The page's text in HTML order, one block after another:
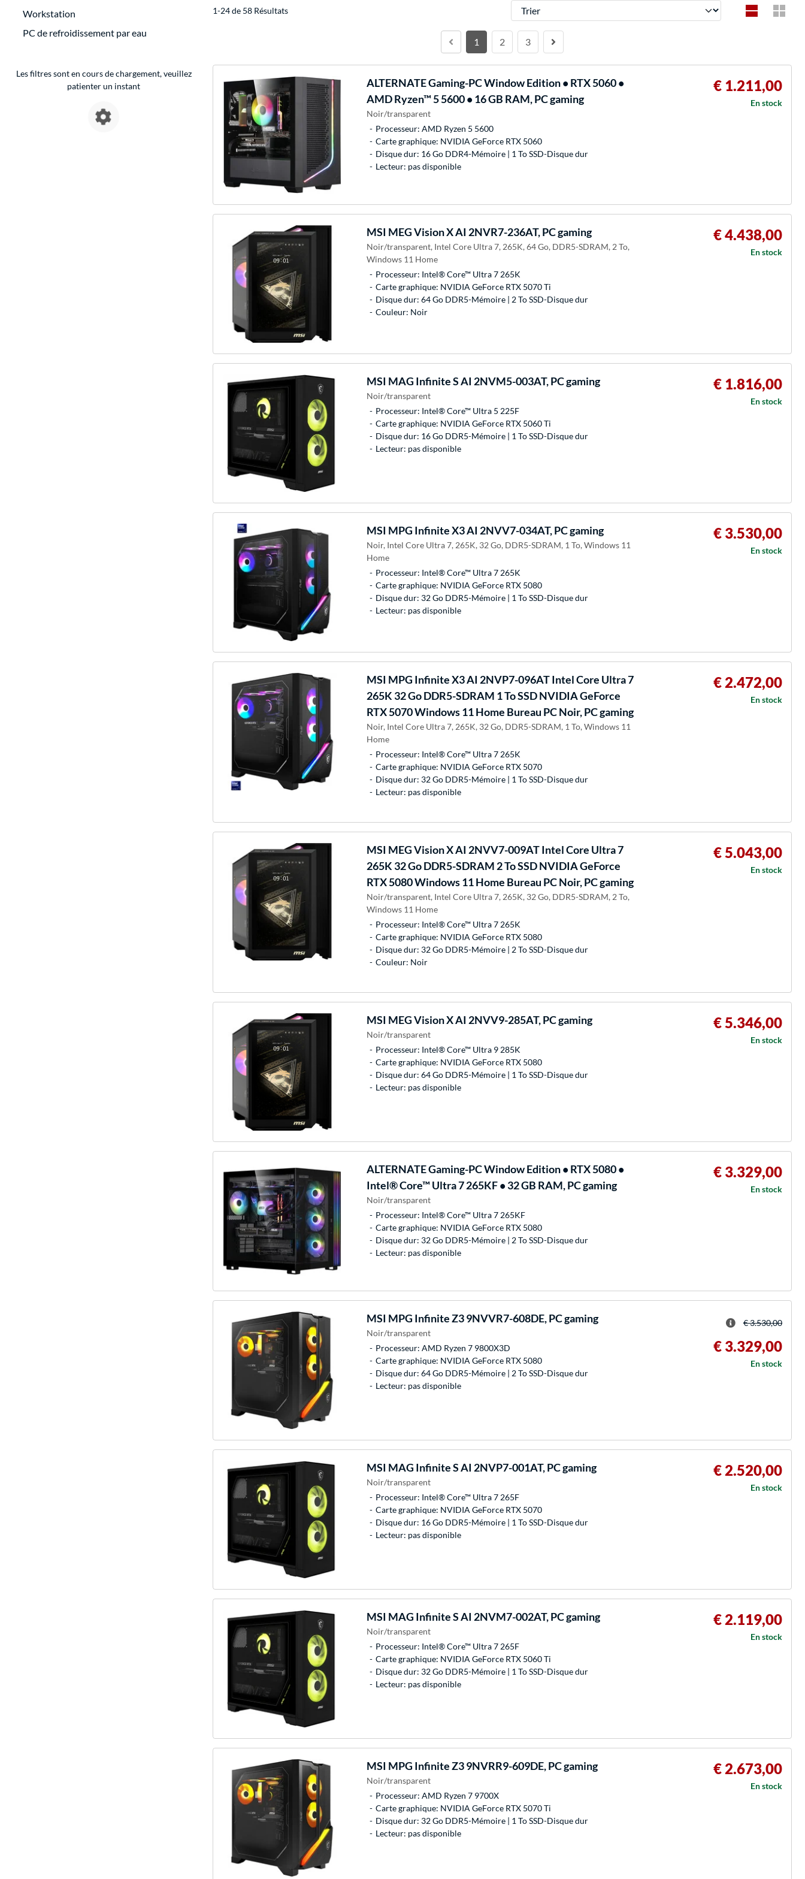
Workstation
PC de refroidissement par eau
Les filtres sont en cours de chargement, veuillez
patienter un instant
1-24 de 58 Résultats Trier
1 2 3
ALTERNATEGaming-PC Window Edition • RTX 5060 •
AMD Ryzen™ 5 5600 • 16 GB RAM, PC gaming
Noir/transparent
Processeur: AMD Ryzen 5 5600
Carte graphique: NVIDIA GeForce RTX 5060
Disque dur: 16 Go DDR4-Mémoire | 1 To SSD-Disque dur
Lecteur: pas disponible
€ 1.211,00
En stock
MSI MEG Vision X AI 2NVR7-236AT, PC gaming
Noir/transparent, Intel Core Ultra 7, 265K, 64 Go, DDR5-SDRAM, 2 To,
Windows 11 Home
Processeur: Intel® Core™ Ultra 7 265K
Carte graphique: NVIDIA GeForce RTX 5070 Ti
Disque dur: 64 Go DDR5-Mémoire | 2 To SSD-Disque dur
Couleur: Noir
€ 4.438,00
En stock
MSI MAG Infinite S AI 2NVM5-003AT, PC gaming
Noir/transparent
Processeur: Intel® Core™ Ultra 5 225F
Carte graphique: NVIDIA GeForce RTX 5060 Ti
Disque dur: 16 Go DDR5-Mémoire | 1 To SSD-Disque dur
Lecteur: pas disponible
€ 1.816,00
En stock
MSI MPG Infinite X3 AI 2NVV7-034AT, PC gaming
Noir, Intel Core Ultra 7, 265K, 32 Go, DDR5-SDRAM, 1 To, Windows 11
Home
Processeur: Intel® Core™ Ultra 7 265K
Carte graphique: NVIDIA GeForce RTX 5080
Disque dur: 32 Go DDR5-Mémoire | 1 To SSD-Disque dur
Lecteur: pas disponible
€ 3.530,00
En stock
MSI MPG Infinite X3 AI 2NVP7-096AT Intel Core Ultra 7
265K 32 Go DDR5-SDRAM 1 To SSD NVIDIA GeForce
RTX 5070 Windows 11 Home Bureau PC Noir, PC gaming
Noir, Intel Core Ultra 7, 265K, 32 Go, DDR5-SDRAM, 1 To, Windows 11
Home
Processeur: Intel® Core™ Ultra 7 265K
Carte graphique: NVIDIA GeForce RTX 5070
Disque dur: 32 Go DDR5-Mémoire | 1 To SSD-Disque dur
Lecteur: pas disponible
€ 2.472,00
En stock
MSI MEG Vision X AI 2NVV7-009AT Intel Core Ultra 7
265K 32 Go DDR5-SDRAM 2 To SSD NVIDIA GeForce
RTX 5080 Windows 11 Home Bureau PC Noir, PC gaming
Noir/transparent, Intel Core Ultra 7, 265K, 32 Go, DDR5-SDRAM, 2 To,
Windows 11 Home
Processeur: Intel® Core™ Ultra 7 265K
Carte graphique: NVIDIA GeForce RTX 5080
Disque dur: 32 Go DDR5-Mémoire | 2 To SSD-Disque dur
Couleur: Noir
€ 5.043,00
En stock
MSI MEG Vision X AI 2NVV9-285AT, PC gaming
Noir/transparent
Processeur: Intel® Core™ Ultra 9 285K
Carte graphique: NVIDIA GeForce RTX 5080
Disque dur: 64 Go DDR5-Mémoire | 1 To SSD-Disque dur
Lecteur: pas disponible
€ 5.346,00
En stock
ALTERNATEGaming-PC Window Edition • RTX 5080 •
Intel® Core™ Ultra 7 265KF • 32 GB RAM, PC gaming
Noir/transparent
Processeur: Intel® Core™ Ultra 7 265KF
Carte graphique: NVIDIA GeForce RTX 5080
Disque dur: 32 Go DDR5-Mémoire | 2 To SSD-Disque dur
Lecteur: pas disponible
€ 3.329,00
En stock
MSI MPG Infinite Z3 9NVVR7-608DE, PC gaming
Noir/transparent
Processeur: AMD Ryzen 7 9800X3D
Carte graphique: NVIDIA GeForce RTX 5080
Disque dur: 64 Go DDR5-Mémoire | 2 To SSD-Disque dur
Lecteur: pas disponible
€ 3.530,00
€ 3.329,00
En stock
MSI MAG Infinite S AI 2NVP7-001AT, PC gaming
Noir/transparent
Processeur: Intel® Core™ Ultra 7 265F
Carte graphique: NVIDIA GeForce RTX 5070
Disque dur: 16 Go DDR5-Mémoire | 1 To SSD-Disque dur
Lecteur: pas disponible
€ 2.520,00
En stock
MSI MAG Infinite S AI 2NVM7-002AT, PC gaming
Noir/transparent
Processeur: Intel® Core™ Ultra 7 265F
Carte graphique: NVIDIA GeForce RTX 5060 Ti
Disque dur: 32 Go DDR5-Mémoire | 1 To SSD-Disque dur
Lecteur: pas disponible
€ 2.119,00
En stock
MSI MPG Infinite Z3 9NVRR9-609DE, PC gaming
Noir/transparent
Processeur: AMD Ryzen 7 9700X
Carte graphique: NVIDIA GeForce RTX 5070 Ti
Disque dur: 32 Go DDR5-Mémoire | 1 To SSD-Disque dur
Lecteur: pas disponible
€ 2.673,00
En stock